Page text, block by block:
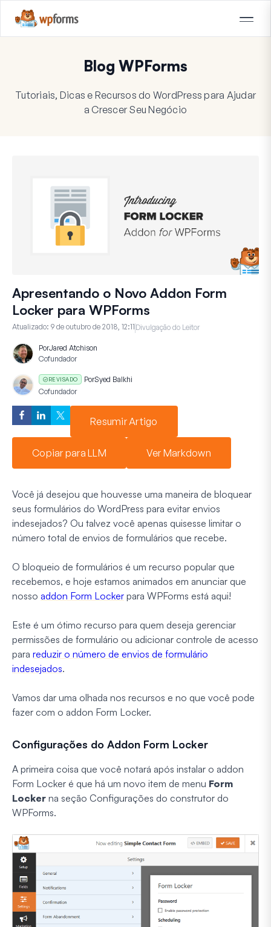
Blog WPForms
Tutoriais, Dicas e Recursos do WordPress para Ajudar
a Crescer Seu Negócio
Apresentando o Novo Addon Form
Locker para WPForms
Atualizado: 9 de outubro de 2018, 12:11 Divulgação do Leitor
PorJared Atchison
Cofundador
REVISADO PorSyed Balkhi
Cofundador
Resumir Artigo
Copiar para LLM Ver Markdown
Você já desejou que houvesse uma maneira de bloquear
seus formulários do WordPress para evitar envios
indesejados? Ou talvez você apenas quisesse limitar o
número total de envios de formulários que recebe.
O bloqueio de formulários é um recurso popular que
recebemos, e hoje estamos animados em anunciar que
nosso addon Form Locker para WPForms está aqui!
Este é um ótimo recurso para quem deseja gerenciar
permissões de formulário ou adicionar controle de acesso
para reduzir o número de envios de formulário
indesejados.
Vamos dar uma olhada nos recursos e no que você pode
fazer com o addon Form Locker.
Configurações do Addon Form Locker
A primeira coisa que você notará após instalar o addon
Form Locker é que há um novo item de menu Form
Locker na seção Configurações do construtor do
WPForms.